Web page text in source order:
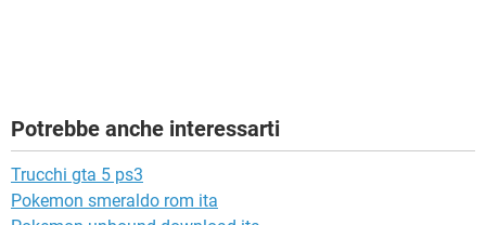
Potrebbe anche interessarti
Trucchi gta 5 ps3
Pokemon smeraldo rom ita